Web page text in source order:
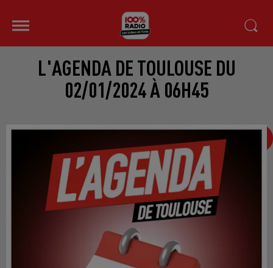
L'AGENDA DE TOULOUSE DU
02/01/2024 À 06H45